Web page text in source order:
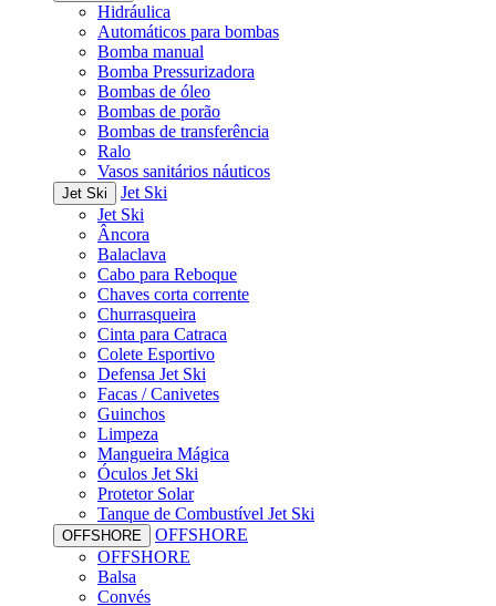
Hidráulica
Automáticos para bombas
Bomba manual
Bomba Pressurizadora
Bombas de óleo
Bombas de porão
Bombas de transferência
Ralo
Vasos sanitários náuticos
Jet Ski
Jet Ski
Jet Ski
Âncora
Balaclava
Cabo para Reboque
Chaves corta corrente
Churrasqueira
Cinta para Catraca
Colete Esportivo
Defensa Jet Ski
Facas / Canivetes
Guinchos
Limpeza
Mangueira Mágica
Óculos Jet Ski
Protetor Solar
Tanque de Combustível Jet Ski
OFFSHORE
OFFSHORE
OFFSHORE
Balsa
Convés